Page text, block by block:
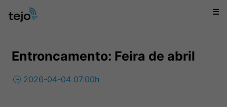
☰
Entroncamento: Feira de abril
🕒 2026-04-04 07:00h